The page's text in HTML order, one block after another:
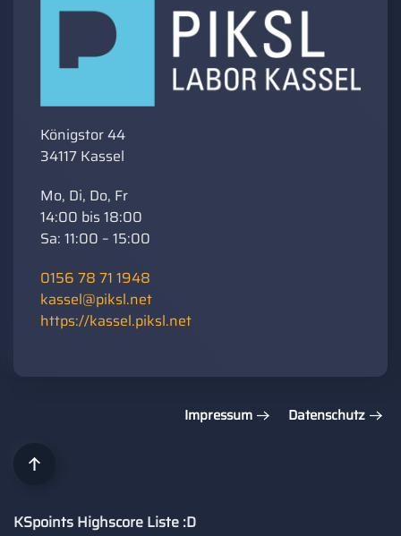
Königstor 44
34117 Kassel
Mo, Di, Do, Fr
14:00 bis 18:00
Sa: 11:00 – 15:00
0156 78 71 1948
kassel@piksl.net
https://kassel.piksl.net
Impressum Datenschutz
KSpoints Highscore Liste :D